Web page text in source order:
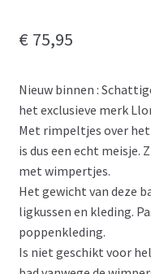
€ 75,95
Nieuw binnen :
het exclusieve merk
Met rimpeltjes over
is dus een echt meisje.
met wimpertjes.
Het gewicht van deze
ligkussen en kleding.
poppenkleding.
Is niet geschikt voor